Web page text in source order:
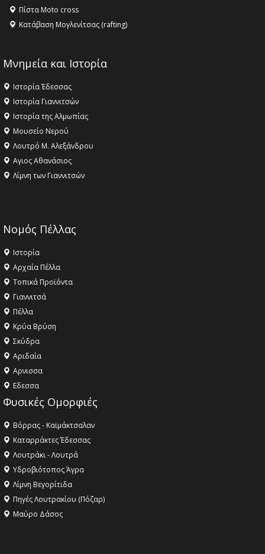
Πίστα Moto cross
Κατάβαση Μογλενίτσας (rafting)
Μνημεία και Ιστορία
Ιστορία Έδεσσας
Ιστορία Γιαννιτσών
Ιστορία της Αλμωπίας
Μουσείο Νερού
Λουτρό Μ. Αλεξάνδρου
Αγιος Αθανάσιος
Λίμνη των Γιαννιτσών
Νομός Πέλλας
Ιστορία
Αρχαία Πέλλα
Τοπικά Προϊόντα
Γιαννιτσά
Πέλλα
Κρύα Βρύση
Σκύδρα
Αριδαία
Aρνισσα
Eδεσσα
Φυσικές Ομορφιές
Βόρρας - Καϊμάκτσαλαν
Καταρράκτες Έδεσσας
Λουτράκι - Λουτρά
Υδροβιότοπος Άγρα
Λίμνη Βεγορίτιδα
Πηγές Λουτρακίου (Πόζαρ)
Μαύρο Δάσος